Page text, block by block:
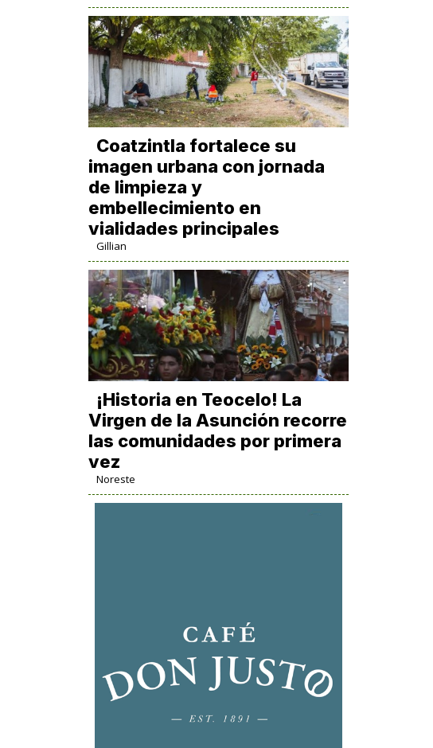
Coatzintla fortalece su
imagen urbana con jornada
de limpieza y
embellecimiento en
vialidades principales
Gillian
​¡Historia en Teocelo! La
Virgen de la Asunción recorre
las comunidades por primera
vez
Noreste